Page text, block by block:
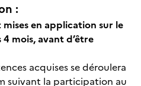
:
en application sur le
mois, avant d’être
acquises se déroulera
suivant la participation au